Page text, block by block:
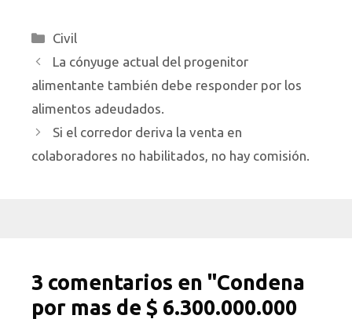
Categorías
Civil
La cónyuge actual del progenitor
alimentante también debe responder por los
alimentos adeudados.
Si el corredor deriva la venta en
colaboradores no habilitados, no hay comisión.
3 comentarios en "Condena
por mas de $ 6.300.000.000